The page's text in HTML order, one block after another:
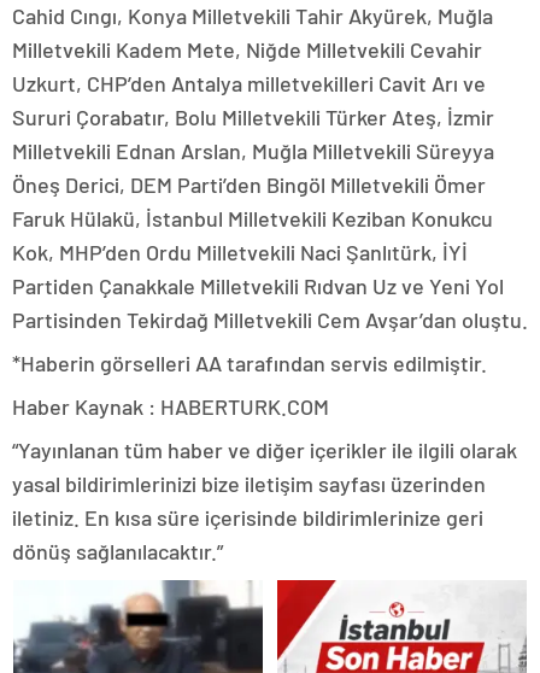
Cahid Cıngı, Konya Milletvekili Tahir Akyürek, Muğla
Milletvekili Kadem Mete, Niğde Milletvekili Cevahir
Uzkurt, CHP’den Antalya milletvekilleri Cavit Arı ve
Sururi Çorabatır, Bolu Milletvekili Türker Ateş, İzmir
Milletvekili Ednan Arslan, Muğla Milletvekili Süreyya
Öneş Derici, DEM Parti’den Bingöl Milletvekili Ömer
Faruk Hülakü, İstanbul Milletvekili Keziban Konukcu
Kok, MHP’den Ordu Milletvekili Naci Şanlıtürk, İYİ
Partiden Çanakkale Milletvekili Rıdvan Uz ve Yeni Yol
Partisinden Tekirdağ Milletvekili Cem Avşar’dan oluştu.
*Haberin görselleri AA tarafından servis edilmiştir.
Haber Kaynak : HABERTURK.COM
“Yayınlanan tüm haber ve diğer içerikler ile ilgili olarak
yasal bildirimlerinizi bize iletişim sayfası üzerinden
iletiniz. En kısa süre içerisinde bildirimlerinize geri
dönüş sağlanılacaktır.”